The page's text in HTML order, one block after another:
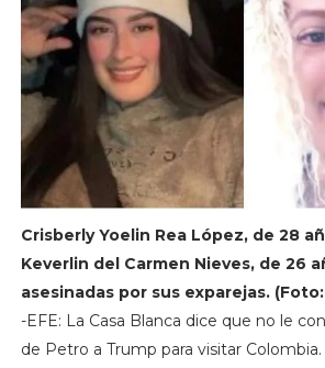
Crisberly Yoelin Rea López, de 28
Keverlin del Carmen Nieves, de 26
asesinadas por sus exparejas.
-EFE: La Casa Blanca dice que no le
de Petro a Trump para visitar Colombia.